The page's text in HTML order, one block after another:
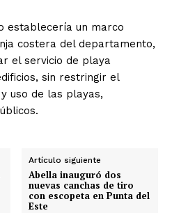
establecería un marco
costera del departamento,
el servicio de playa
sin restringir el
uso de las playas,
Artículo siguiente
Abella inauguró dos
nuevas canchas de tiro
con escopeta en Punta del
Este